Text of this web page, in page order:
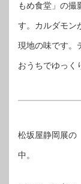
もめ食堂」の撮
す。カルダモン
現地の味です。
おうちでゆっく
松坂屋静岡展の
中。